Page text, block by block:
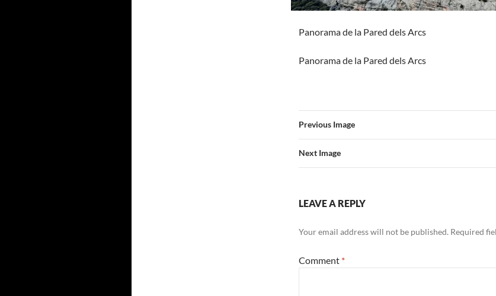
Panorama de la Pared dels Arcs
Panorama de la Pared dels Arcs
Previous Image
Next Image
LEAVE A REPLY
Your email address will not be published. Required
Comment *